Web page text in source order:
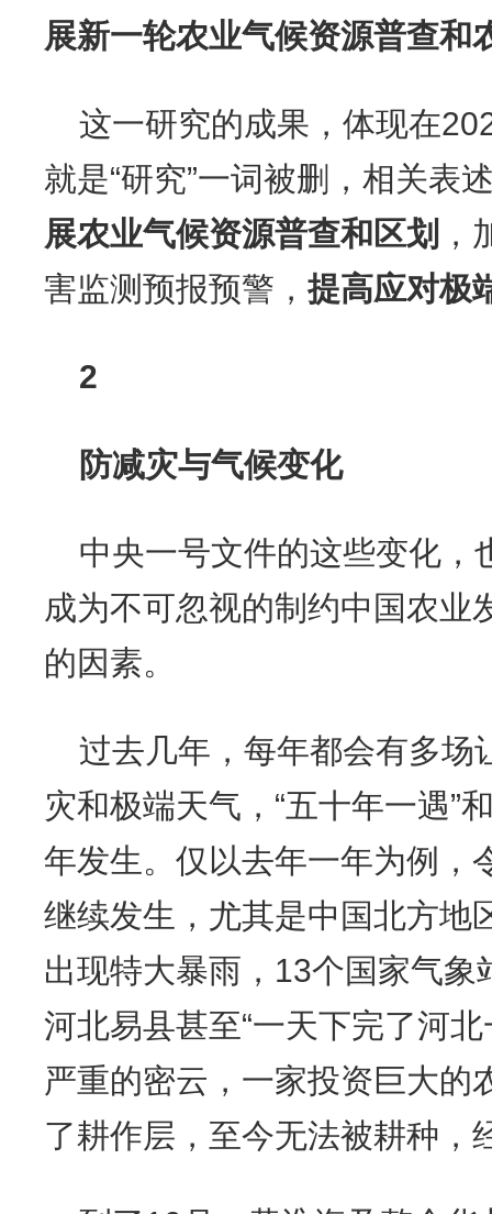
展新一轮农业气候资源普查和
这一研究的成果，体现在
就是“研究”一词被删，相关表
展农业气候资源普查和区划
害监测预报预警， 提高应对极
2
防减灾与气候变化
中央一号文件的这些变化，
成为不可忽视的制约中国农业
的因素。
过去几年，每年都会有多场
灾和极端天气，“五十年一遇”
年发生。仅以去年一年为例，
继续发生，尤其是中国北方地
出现特大暴雨，13个国家气
河北易县甚至“一天下完了河
严重的密云，一家投资巨大的
了耕作层，至今无法被耕种，